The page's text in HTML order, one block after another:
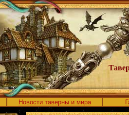
Новости таверны и мира